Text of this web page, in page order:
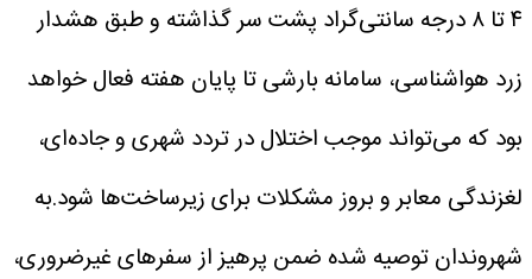
۴ تا ۸ درجه سانتی‌گراد پشت سر گذاشته و طبق هشدار
زرد هواشناسی، سامانه بارشی تا پایان هفته فعال خواهد
بود که می‌تواند موجب اختلال در تردد شهری و جاده‌ای،
لغزندگی معابر و بروز مشکلات برای زیرساخت‌ها شود.​به
شهروندان توصیه شده ضمن پرهیز از سفرهای غیرضروری،